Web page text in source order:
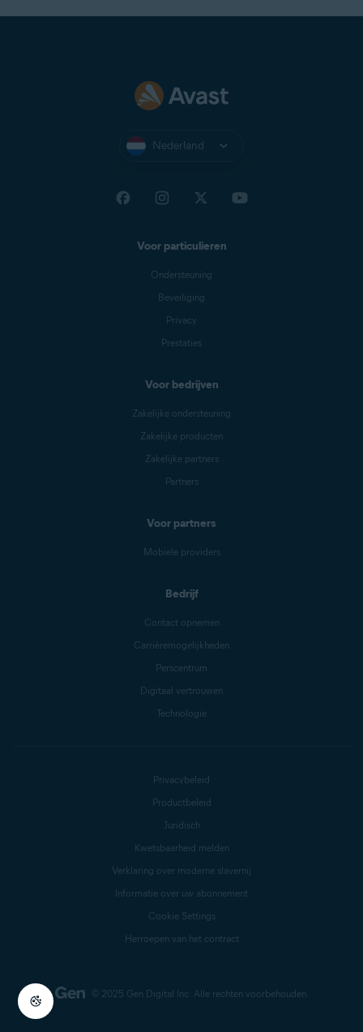
Nederland
Voor particulieren
Ondersteuning
Beveiliging
Privacy
Prestaties
Voor bedrijven
Zakelijke ondersteuning
Zakelijke producten
Zakelijke partners
Partners
Voor partners
Mobiele providers
Bedrijf
Contact opnemen
Carrièremogelijkheden
Perscentrum
Digitaal vertrouwen
Technologie
© 2025 Gen Digital Inc. Alle rechten voorbehouden.
Privacybeleid
Productbeleid
Juridisch
Kwetsbaarheid melden
Verklaring over moderne slavernij
Informatie over uw abonnement
Cookie Settings
Herroepen van het contract